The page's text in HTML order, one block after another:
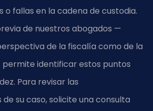
o fallas en la cadena de custodia.
de nuestros abogados —
de la fiscalía como de la
identificar estos puntos
Para revisar las
su caso, solicite una consulta